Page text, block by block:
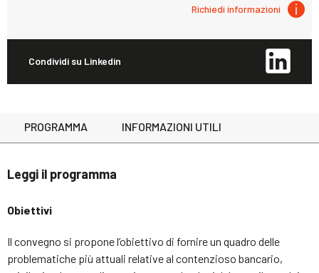
Richiedi informazioni
Condividi su Linkedin
PROGRAMMA INFORMAZIONI UTILI
Leggi il programma
Obiettivi
Il convegno si propone l’obiettivo di fornire un quadro delle
problematiche più attuali relative al contenzioso bancario,